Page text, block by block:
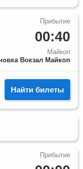
00:40
Майкоп
Вокзал Майкоп
Найти билеты